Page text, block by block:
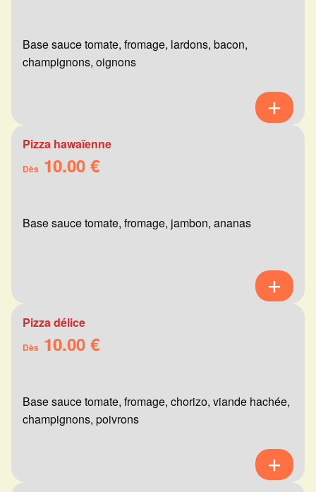
Base sauce tomate, fromage, lardons, bacon,
champignons, oignons
Pizza hawaïenne
Dès 10.00 €
Base sauce tomate, fromage, jambon, ananas
Pizza délice
Dès 10.00 €
Base sauce tomate, fromage, chorizo, viande hachée,
champignons, poivrons